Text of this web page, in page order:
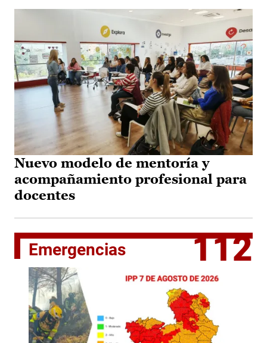
Nuevo modelo de mentoría y
acompañamiento profesional para
docentes
Emergencias 112